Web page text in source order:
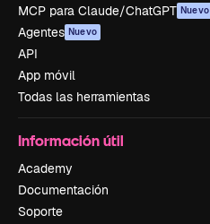
MCP para Claude/ChatGPT Nuevo
Agentes Nuevo
API
App móvil
Todas las herramientas
Información útil
Academy
Documentación
Soporte